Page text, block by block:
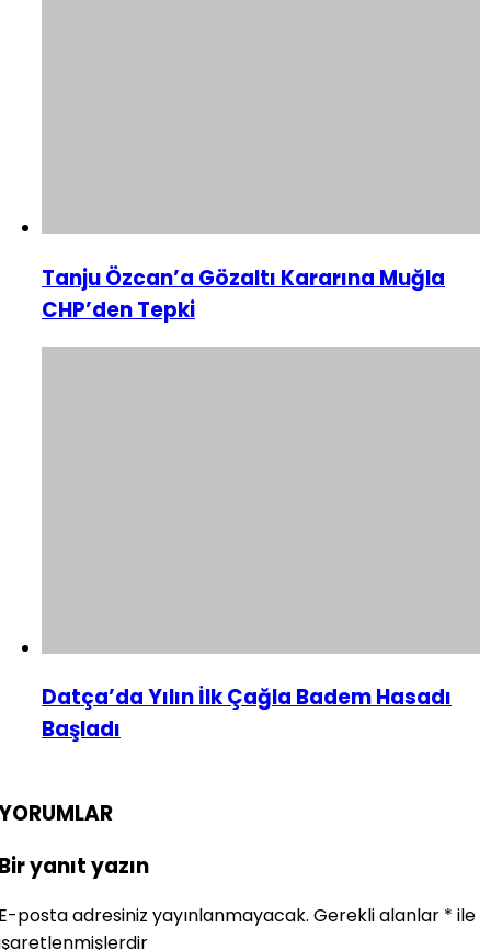
Tanju Özcan’a Gözaltı Kararına Muğla
CHP’den Tepki
Datça’da Yılın İlk Çağla Badem Hasadı
Başladı
yanıt yazın
posta adresiniz yayınlanmayacak. Gerekli alanlar * ile